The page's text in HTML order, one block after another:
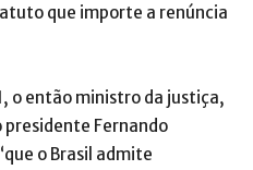
que importe a renúncia
o então ministro da justiça,
presidente Fernando
o Brasil admite